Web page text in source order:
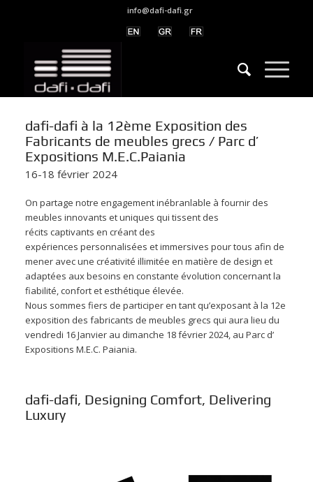
info@dafi-dafi.gr
dafi-dafi à la 12ème Exposition des
Fabricants de meubles grecs / Parc d’
Expositions M.E.C.Paiania
16-18 février 2024
On partage notre engagement inébranlable à fournir des
meubles innovants et uniques qui tissent des
récits captivants en créant des
expériences personnalisées et immersives pour tous afin de
mener avec une créativité illimitée en matière de design et
adaptées aux besoins en constante évolution concernant la
fiabilité, confort et esthétique élevée.
Nous sommes fiers de participer en tant qu’exposant à la 12e
exposition des fabricants de meubles grecs qui aura lieu du
vendredi 16 Janvier au dimanche 18 février 2024, au Parc d’
Expositions M.E.C. Paiania.
dafi-dafi, Designing Comfort, Delivering
Luxury